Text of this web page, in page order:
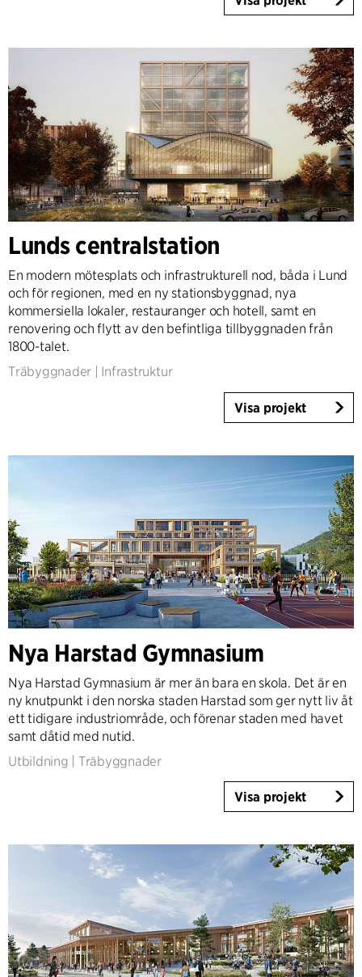
Lunds centralstation
En modern mötesplats och infrastrukturell nod, båda i Lund
och för regionen, med en ny stationsbyggnad, nya
kommersiella lokaler, restauranger och hotell, samt en
renovering och flytt av den befintliga tillbyggnaden från
1800-talet.
Träbyggnader
Infrastruktur
Visa projekt
Nya Harstad Gymnasium
Nya Harstad Gymnasium är mer än bara en skola. Det är en
ny knutpunkt i den norska staden Harstad som ger nytt liv åt
ett tidigare industriområde, och förenar staden med havet
samt dåtid med nutid.
Utbildning
Träbyggnader
Visa projekt